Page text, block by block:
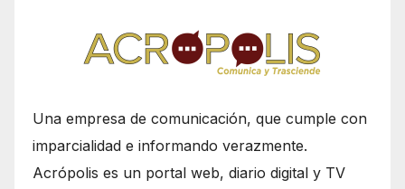
Una empresa de comunicación, que cumple con
imparcialidad e informando verazmente.
Acrópolis es un portal web, diario digital y TV